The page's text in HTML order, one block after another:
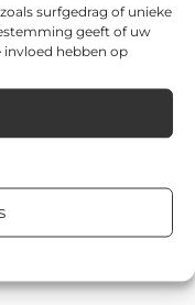
surfgedrag of unieke
geeft of uw
hebben op